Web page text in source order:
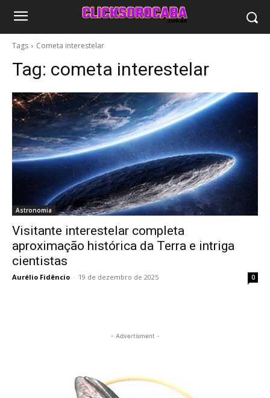
Tags Cometa interestelar
Tag: cometa interestelar
Astronomia
Visitante interestelar completa
aproximação histórica da Terra e intriga
cientistas
Aurélio Fidêncio - 19 de dezembro de 2025 0
- Advertisment -